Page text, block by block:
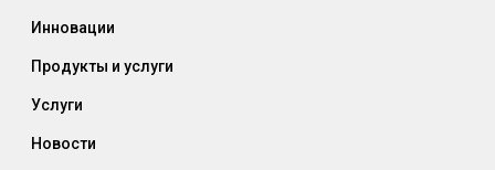
Инновации
Продукты и услуги
Услуги
Новости